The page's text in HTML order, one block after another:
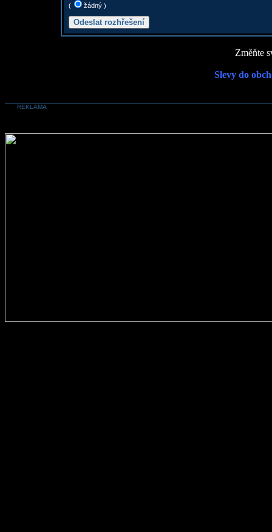
(
žádný )
Změňte
Slevy do
REKLAMA